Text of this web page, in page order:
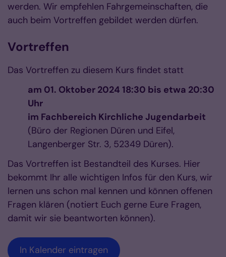
werden. Wir empfehlen Fahrgemeinschaften, die
auch beim Vortreffen gebildet werden dürfen.
Vortreffen
Das Vortreffen zu diesem Kurs findet statt
am 01. Oktober 2024 18:30 bis etwa 20:30
Uhr
im Fachbereich Kirchliche Jugendarbeit
(Büro der Regionen Düren und Eifel,
Langenberger Str. 3, 52349 Düren).
Das Vortreffen ist Bestandteil des Kurses. Hier
bekommt Ihr alle wichtigen Infos für den Kurs, wir
lernen uns schon mal kennen und können offenen
Fragen klären (notiert Euch gerne Eure Fragen,
damit wir sie beantworten können).
In Kalender eintragen